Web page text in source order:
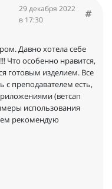
29 декабря 2022
в 17:30
Давно хотела себе
Что особенно нравится,
готовым изделием. Все
с преподавателем есть,
(ветсап
использования
рекомендую